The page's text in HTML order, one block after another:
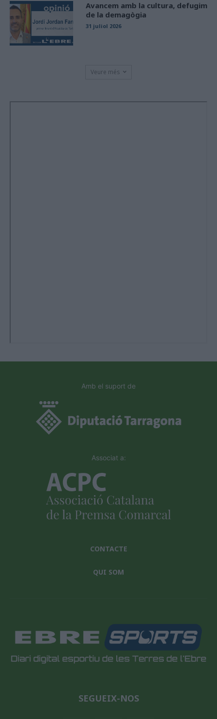
Avancem amb la cultura, defugim
de la demagògia
31 juliol 2026
Veure més
Amb el suport de
Associat a:
CONTACTE
QUI SOM
SEGUEIX-NOS